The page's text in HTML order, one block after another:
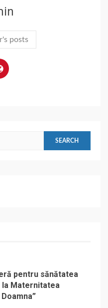
posts
pentru sănătatea
Maternitatea
Doamna”